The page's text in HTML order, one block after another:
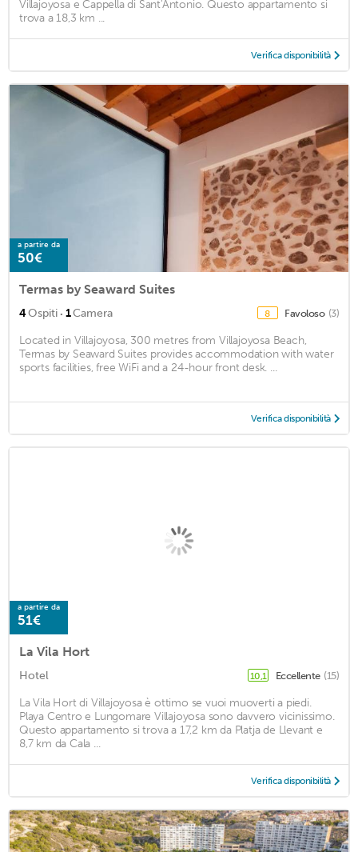
Villajoyosa e Cappella di Sant'Antonio. Questo appartamento si
trova a 18,3 km ...
Verifica disponibilità
a partire da
50€
Termas by Seaward Suites
4Ospiti · 1Camera 8 Favoloso (3)
Located in Villajoyosa, 300 metres from Villajoyosa Beach,
Termas by Seaward Suites provides accommodation with water
sports facilities, free WiFi and a 24-hour front desk. ...
Verifica disponibilità
a partire da
51€
La Vila Hort
Hotel 10,1 Eccellente (15)
La Vila Hort di Villajoyosa è ottimo se vuoi muoverti a piedi.
Playa Centro e Lungomare Villajoyosa sono davvero vicinissimo.
Questo appartamento si trova a 17,2 km da Platja de Llevant e
8,7 km da Cala ...
Verifica disponibilità